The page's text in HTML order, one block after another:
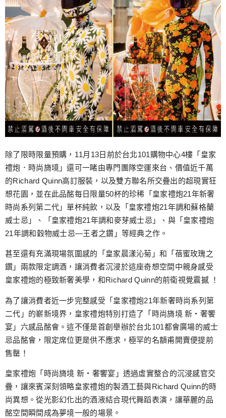
除了限時限量預購，11月13日前於台北101購物中心4樓「皇家
禮炮．時尚旖境」還可一睹由專門團隊空運來台、價值近千萬
的Richard Quinn高訂服裝，以及雙方聯名所交疊出的超現實狂
想花園，並在此品酩每日限量50杯的珍稀「皇家禮炮21年新奢
時尚系列第二代」單杯純飲，以及「皇家禮炮21年調和蘇格蘭
威士忌」、「皇家禮炮21年調和麥芽威士忌」、與「皇家禮炮
21年調和穀物威士忌—王者之鑽」等經典之作。
甚至還有充滿現場氛圍感的「皇家晨漾沁菊」和「蓓蜜玫瑰之
鑽」兩款限定調酒，讓消費者沉浸於這座奇想空間中親身感受
皇家禮炮的極致新奢美學，和Richard Quinn的前衛視覺震撼 ！
為了讓消費者近一步完整感受「皇家禮炮21年新奢時尚系列第
二代」的嶄新境界，皇家禮炮特別打造了「時尚旖境 新‧奢饗
宴」六感品酩會。這不僅是首創舉辦於台北101都會廣場的威士
忌品酩會，限定席位更是供不應求，極罕的名額甫開賣便提前
售罄！
皇家禮炮「時尚旖境 新‧奢饗宴」透過虛實整合的沉浸感官交
疊，讓來賓深刻領略皇家禮炮的製酒工藝與Richard Quinn的時
尚異想。從光影幻化出的酒液結合現代舞蹈表演，讓華麗的品
酩空間瞬間成為夢境一般的場景。